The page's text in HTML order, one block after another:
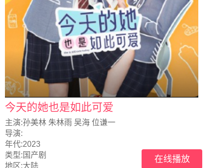
今天的她也是如此可爱
主演:孙美林 朱林雨 吴海 位谦一
导演:
年代:2023
类型: 国产剧
地区:大陆
在线播放